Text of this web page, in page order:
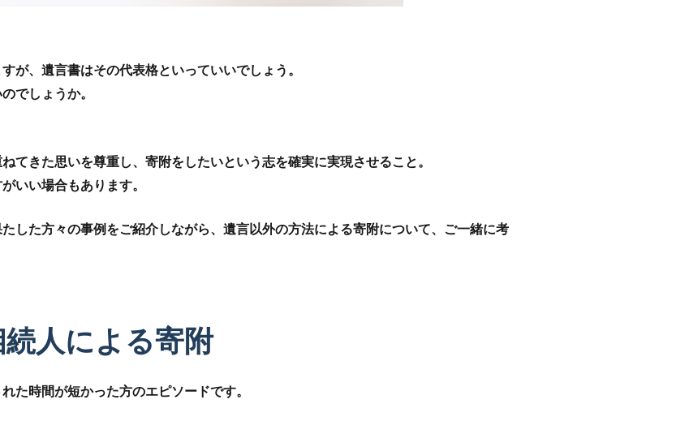
が、遺言書はその代表格といっていいでしょう。
でしょうか。
てきた思いを尊重し、寄附をしたいという志を確実に実現させること。
いい場合もあります。
した方々の事例をご紹介しながら、遺言以外の方法による寄附について、ご一緒に考
人による寄附
た時間が短かった方のエピソードです。